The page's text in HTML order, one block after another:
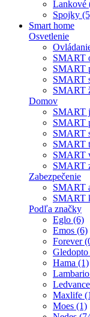
Lankové
Spojky
Smart home
Osvetlenie
SMART
SMART
SMART
SMART
Domov
SMART
SMART
SMART
SMART
SMART
SMART
Zabezpečenie
SMART
SMART
Podľa značky
Eglo (6)
Emos (6)
Forever
Hama (1)
Maxlife
Moes (1)